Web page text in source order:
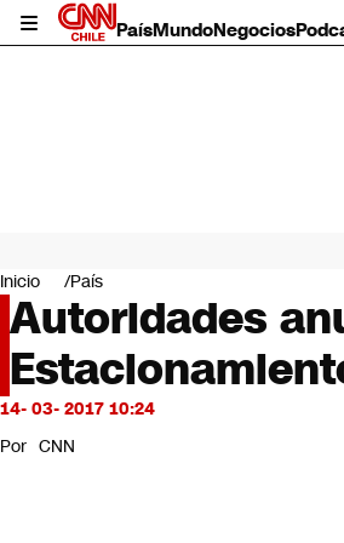
PaísMundoNegocios
Mundo
Negocios
Deportes
Programas completos
Cultura
Servicios
Bits
CNN Data
Inicio País
Autoridades
14- 03- 2017 10:24
Por CNN